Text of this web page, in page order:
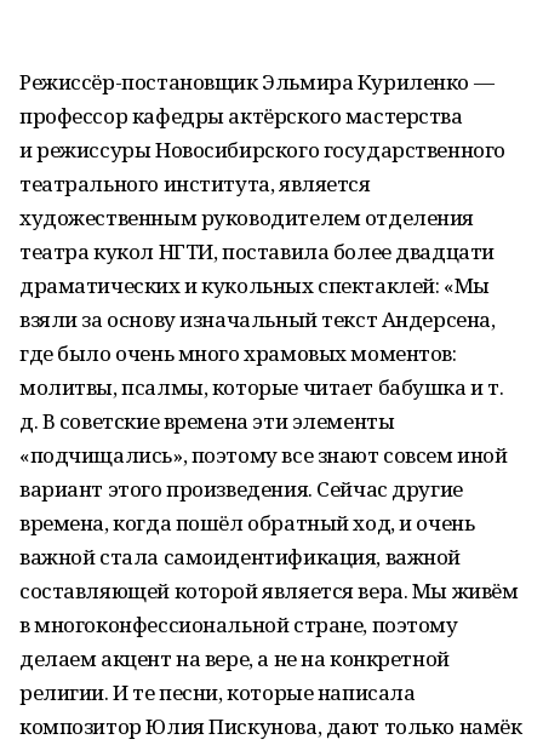
Режиссёр-постановщик Эльмира Куриленко —
профессор кафедры актёрского мастерства
и режиссуры Новосибирского государственного
театрального института, является
художественным руководителем отделения
театра кукол НГТИ, поставила более двадцати
драматических и кукольных спектаклей: «Мы
взяли за основу изначальный текст Андерсена,
где было очень много храмовых моментов:
молитвы, псалмы, которые читает бабушка и т.
д. В советские времена эти элементы
«подчищались», поэтому все знают совсем иной
вариант этого произведения. Сейчас другие
времена, когда пошёл обратный ход, и очень
важной стала самоидентификация, важной
составляющей которой является вера. Мы живём
в многоконфессиональной стране, поэтому
делаем акцент на вере, а не на конкретной
религии. И те песни, которые написала
композитор Юлия Пискунова, дают только намёк